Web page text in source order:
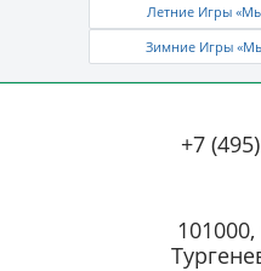
Летние Игры
Зимние Игры
+7